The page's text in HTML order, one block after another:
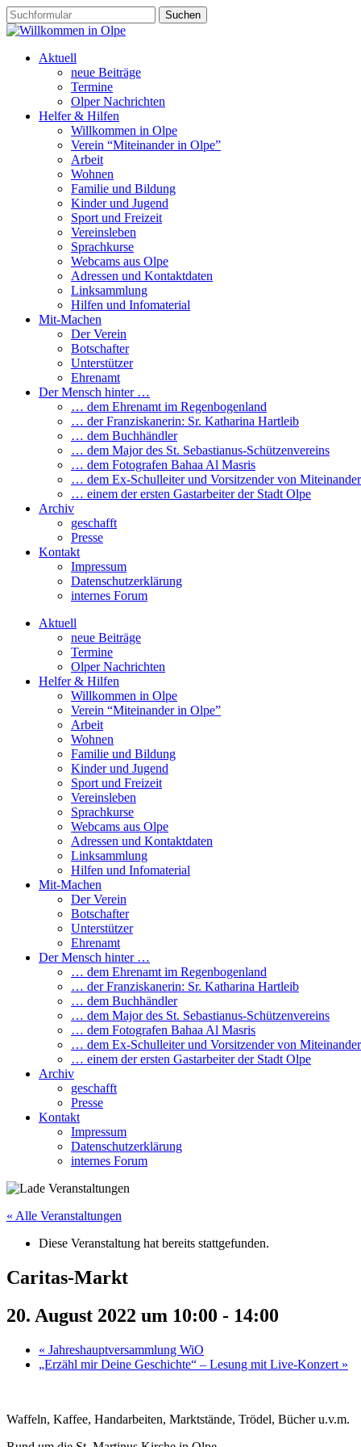
Aktuell
neue Beiträge
Termine
Olper Nachrichten
Helfer & Hilfen
Willkommen in Olpe
Verein “Miteinander in Olpe”
Arbeit
Wohnen
Familie und Bildung
Kinder und Jugend
Sport und Freizeit
Vereinsleben
Sprachkurse
Webcams aus Olpe
Adressen und Kontaktdaten
Linksammlung
Hilfen und Infomaterial
Mit-Machen
Der Verein
Botschafter
Unterstützer
Ehrenamt
Der Mensch hinter …
… dem Ehrenamt im Regenbogenland
… der Franziskanerin: Sr. Katharina Hartleib
… dem Buchhändler
… dem Major des St. Sebastianus-Schützenvereins
… dem Fotografen Bahaa Al Masris
… dem Ex-Schulleiter und Vorsitzender von
… einem der ersten Gastarbeiter der Stadt Olpe
Archiv
geschafft
Presse
Kontakt
Impressum
Datenschutzerklärung
internes Forum
Aktuell
neue Beiträge
Termine
Olper Nachrichten
Helfer & Hilfen
Willkommen in Olpe
Verein “Miteinander in Olpe”
Arbeit
Wohnen
Familie und Bildung
Kinder und Jugend
Sport und Freizeit
Vereinsleben
Sprachkurse
Webcams aus Olpe
Adressen und Kontaktdaten
Linksammlung
Hilfen und Infomaterial
Mit-Machen
Der Verein
Botschafter
Unterstützer
Ehrenamt
Der Mensch hinter …
… dem Ehrenamt im Regenbogenland
… der Franziskanerin: Sr. Katharina Hartleib
… dem Buchhändler
… dem Major des St. Sebastianus-Schützenvereins
… dem Fotografen Bahaa Al Masris
… dem Ex-Schulleiter und Vorsitzender von
… einem der ersten Gastarbeiter der Stadt Olpe
Archiv
geschafft
Presse
Kontakt
Impressum
Datenschutzerklärung
internes Forum
« Alle Veranstaltungen
Diese Veranstaltung hat bereits stattgefunden.
Caritas-Markt
20. August 2022 um 10:00 - 14:00
« Jahreshauptversammlung WiO
„Erzähl mir Deine Geschichte“ – Lesung mit Live-Konzert »
Waffeln, Kaffee, Handarbeiten, Marktstände, Trödel, Bücher u.v.m.